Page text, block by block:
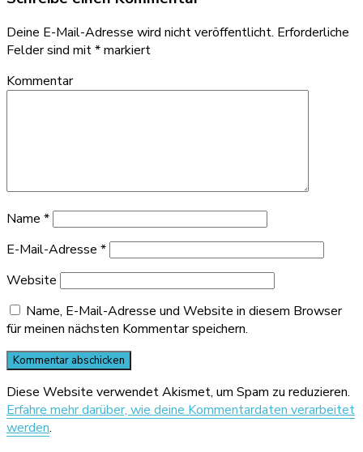
Deine E-Mail-Adresse wird nicht veröffentlicht. Erforderliche
Felder sind mit*markiert
Kommentar
Name *
E-Mail-Adresse *
Website
Name, E-Mail-Adresse und Website in diesem Browser
für meinen nächsten Kommentar speichern.
Diese Website verwendet Akismet, um Spam zu reduzieren.
Erfahre mehr darüber, wie deine Kommentardaten verarbeitet
werden.